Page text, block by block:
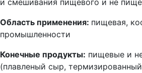
и смешивания пищевого и не
Область применения: пищевая,
промышленности
Конечные продукты: пищевые и
(плавленый сыр,